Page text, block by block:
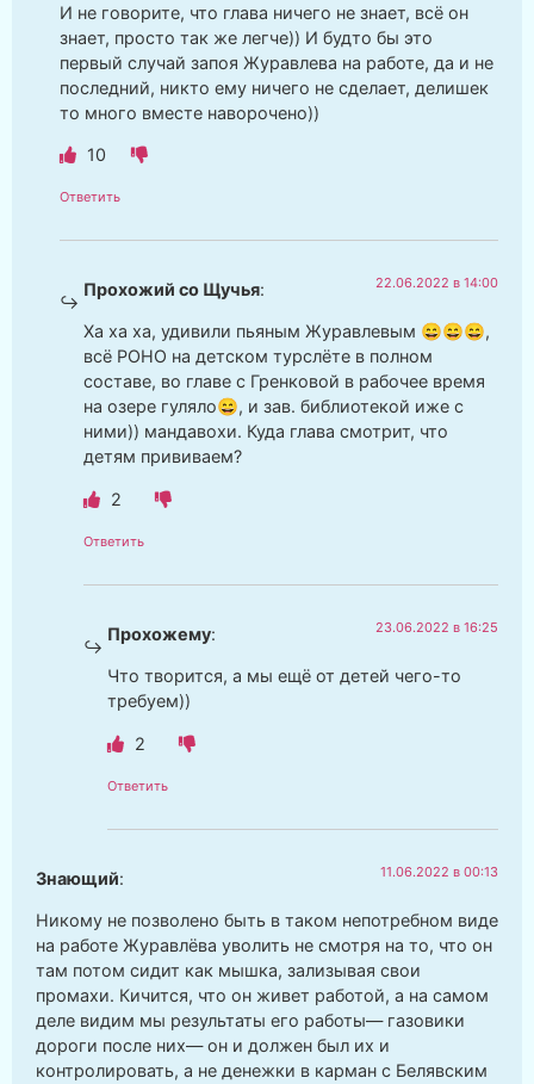
И не говорите, что глава ничего не знает, всё он
знает, просто так же легче)) И будто бы это
первый случай запоя Журавлева на работе, да и не
последний, никто ему ничего не сделает, делишек
то много вместе наворочено))
10
Ответить
Прохожий со Щучья: 22.06.2022 в 14:00
Ха ха ха, удивили пьяным Журавлевым 😄😄😄,
всё РОНО на детском турслёте в полном
составе, во главе с Гренковой в рабочее время
на озере гуляло😄, и зав. библиотекой иже с
ними)) мандавохи. Куда глава смотрит, что
детям прививаем?
2
Ответить
Прохожему: 23.06.2022 в 16:25
Что творится, а мы ещё от детей чего-то
требуем))
2
Ответить
Знающий: 11.06.2022 в 00:13
Никому не позволено быть в таком непотребном виде
на работе Журавлёва уволить не смотря на то, что он
там потом сидит как мышка, зализывая свои
промахи. Кичится, что он живет работой, а на самом
деле видим мы результаты его работы— газовики
дороги после них— он и должен был их и
контролировать, а не денежки в карман с Белявским